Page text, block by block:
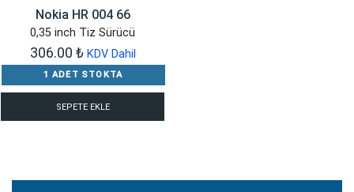
Nokia HR 004 66
0,35 inch Tiz Sürücü
306.00 ₺ KDV Dahil
1 ADET STOKTA
SEPETE EKLE